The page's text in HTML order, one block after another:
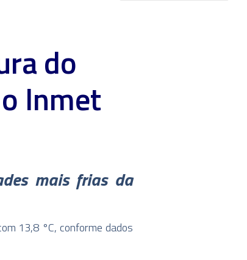
do
Inmet
mais frias da
13,8 °C, conforme dados